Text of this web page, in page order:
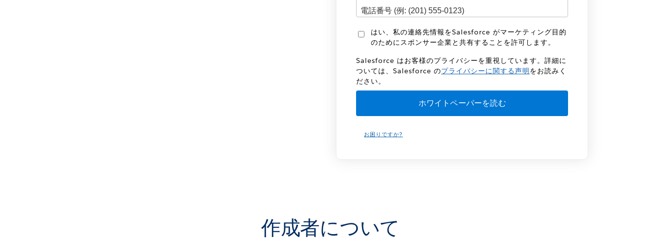
はい、私の連絡先情報をSalesforce がマーケティング目的
のためにスポンサー企業と共有することを許可します。
Salesforce はお客様のプライバシーを重視しています。詳細に
ついては、Salesforce のプライバシーに関する声明をお読みく
ださい。
お困りですか?
作成者について